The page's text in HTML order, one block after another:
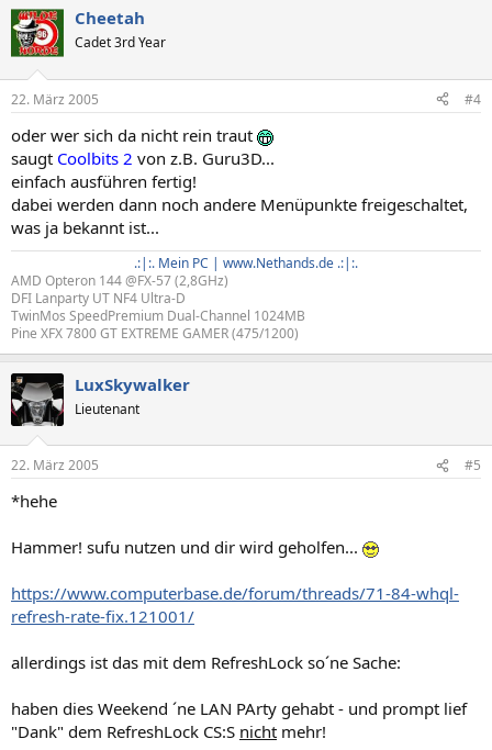
Cheetah
Cadet 3rd Year
22. März 2005 #4
oder wer sich da nicht rein traut
saugt Coolbits 2 von z.B. Guru3D...
einfach ausführen fertig!
dabei werden dann noch andere Menüpunkte freigeschaltet,
was ja bekannt ist...
.:|:. Mein PC | www.Nethands.de .:|:.
AMD Opteron 144 @FX-57 (2,8GHz)
DFI Lanparty UT NF4 Ultra-D
TwinMos SpeedPremium Dual-Channel 1024MB
Pine XFX 7800 GT EXTREME GAMER (475/1200)​
LuxSkywalker
Lieutenant
22. März 2005 #5
*hehe
Hammer! sufu nutzen und dir wird geholfen...
https://www.computerbase.de/forum/threads/71-84-whql-
refresh-rate-fix.121001/
allerdings ist das mit dem RefreshLock so´ne Sache:
haben dies Weekend ´ne LAN PArty gehabt - und prompt lief
"Dank" dem RefreshLock CS:S nicht mehr!